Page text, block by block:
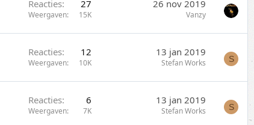
Reacties 27
Weergaven 15K
26 nov 2019
Vanzy
Reacties 12
Weergaven 10K
13 jan 2019
Stefan Works S
Reacties 6
Weergaven 7K
13 jan 2019
Stefan Works S